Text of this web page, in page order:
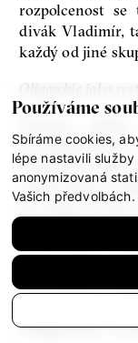
Používáme
Sbíráme cookies,
lépe nastavili
anonymizovaná
Vašich předvolbách.
rozpolcenost
divák Vladimír,
každý od jiné
Oligarchie jako
Zatímco
na kapitalismus
rozebírala spíše
i když jedno s
je a jaký je
odpovědět
politoložka
na
pod moderací
„Oligarchové